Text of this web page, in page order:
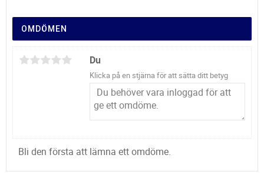
OMDÖMEN
Du
Klicka på en stjärna för att sätta ditt betyg
Bli den första att lämna ett omdöme.